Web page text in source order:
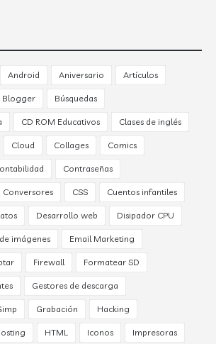
Android Aniversario Artículos
Blogger Búsquedas
CD ROM Educativos Clases de inglés
Cloud Collages Comics
Contraseñas
Conversores CSS Cuentos infantiles
Desarrollo web Disipador CPU
imágenes Email Marketing
Firewall Formatear SD
Gestores de descarga
Grabación Hacking
HTML Iconos Impresoras